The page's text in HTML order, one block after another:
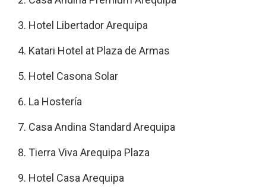
Hotel Libertador Arequipa
Katari Hotel at Plaza de Armas
Hotel Casona Solar
La Hostería
Casa Andina Standard Arequipa
Tierra Viva Arequipa Plaza
Hotel Casa Arequipa